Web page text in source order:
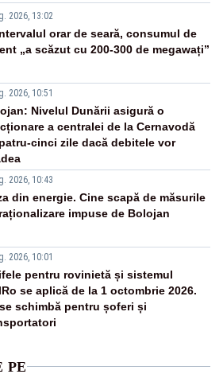
2026, 13:02
orar de seară, consumul de
„a scăzut cu 200-300 de megawați”
2026, 10:51
Nivelul Dunării asigură o
a centralei de la Cernavodă
cinci zile dacă debitele vor
2026, 10:43
din energie. Cine scapă de măsurile
impuse de Bolojan
2026, 10:01
pentru rovinietă și sistemul
se aplică de la 1 octombrie 2026.
schimbă pentru șoferi și
PE